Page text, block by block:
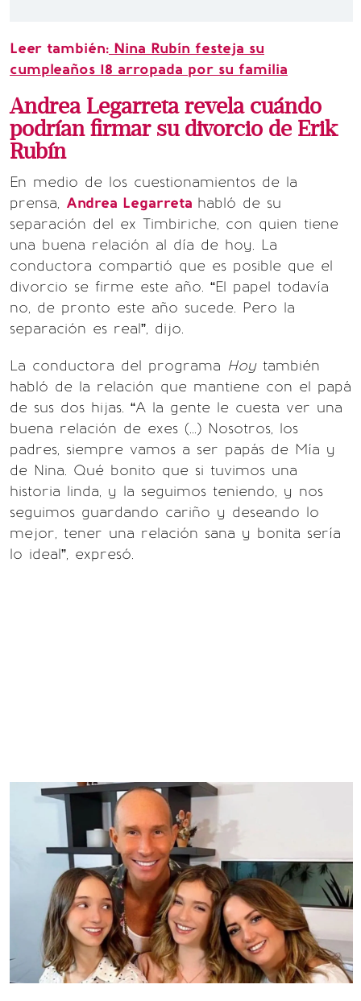
Leer también: Nina Rubín festeja su
cumpleaños 18 arropada por su familia
Andrea Legarreta revela cuándo
podrían firmar su divorcio de Erik
Rubín
En medio de los cuestionamientos de la
prensa, Andrea Legarreta habló de su
separación del ex Timbiriche, con quien tiene
una buena relación al día de hoy. La
conductora compartió que es posible que el
divorcio se firme este año. “El papel todavía
no, de pronto este año sucede. Pero la
separación es real”, dijo.
La conductora del programa Hoytambién
habló de la relación que mantiene con el papá
de sus dos hijas. “A la gente le cuesta ver una
buena relación de exes (...) Nosotros, los
padres, siempre vamos a ser papás de Mía y
de Nina. Qué bonito que si tuvimos una
historia linda, y la seguimos teniendo, y nos
seguimos guardando cariño y deseando lo
mejor, tener una relación sana y bonita sería
lo ideal”, expresó.